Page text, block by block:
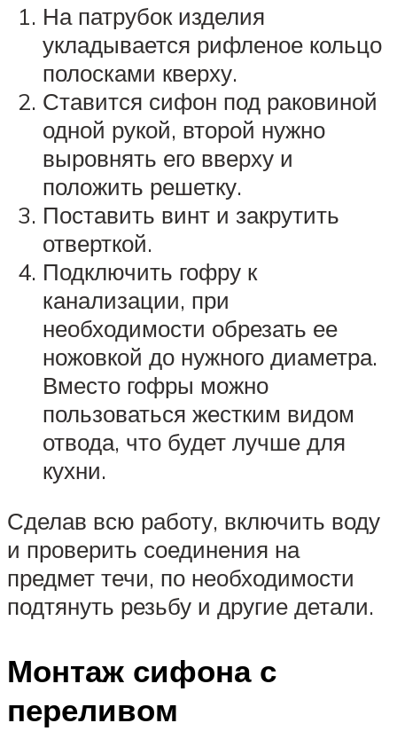
На патрубок изделия
укладывается рифленое кольцо
полосками кверху.
Ставится сифон под раковиной
одной рукой, второй нужно
выровнять его вверху и
положить решетку.
Поставить винт и закрутить
отверткой.
Подключить гофру к
канализации, при
необходимости обрезать ее
ножовкой до нужного диаметра.
Вместо гофры можно
пользоваться жестким видом
отвода, что будет лучше для
кухни.
Сделав всю работу, включить воду
и проверить соединения на
предмет течи, по необходимости
подтянуть резьбу и другие детали.
Монтаж сифона с
переливом